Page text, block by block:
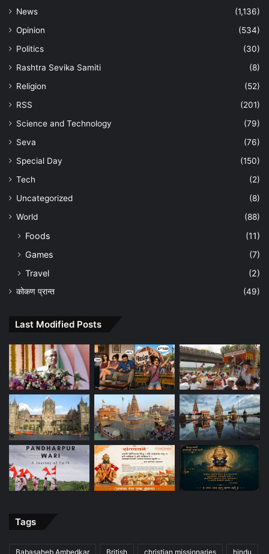
News
(1,136)
Opinion
(534)
Politics
(30)
Rashtra Sevika Samiti
(8)
Religion
(52)
RSS
(201)
Science and Technology
(79)
Seva
(76)
Special Day
(150)
Tech
(2)
Uncategorized
(8)
World
(88)
Foods
(11)
Games
(7)
Travel
(2)
कोकण प्रान्त (49)
Last Modified Posts
Tags
Babasaheb Ambedkar British christian missionaries hindu